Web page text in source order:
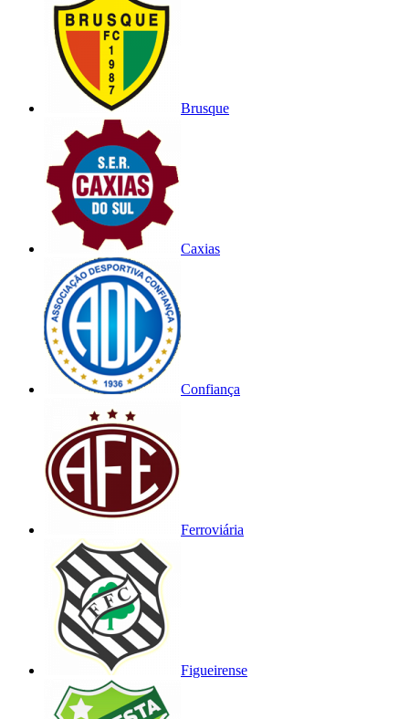
Brusque
Caxias
Confiança
Ferroviária
Figueirense